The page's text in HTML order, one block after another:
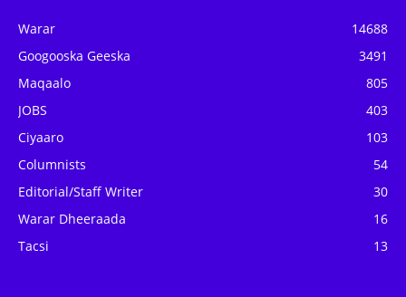
Warar
14688
Googooska Geeska
3491
Maqaalo
805
JOBS
403
Ciyaaro
103
Columnists
54
Editorial/Staff Writer
30
Warar Dheeraada
16
Tacsi
13